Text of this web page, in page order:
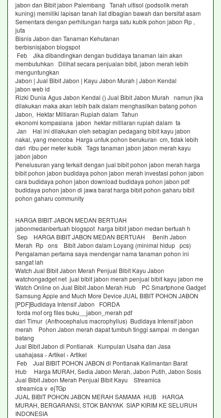
jabon dan Bibit jabon Palembang Tanah ultisol (podsolik merah
kuning) memiliki lapisan tanah liat dibagian bawah dan bersifat asam
Sementara dengan perhitungan harga satu kubik pohon jabon Rp ,
juta
Bisnis Jabon dan Tanaman Kehutanan
berbisnisjabon blogspot
Feb Jika dibandingkan dengan budidaya tanaman lain akan
membutuhkan Dilihat secara penjualan bibit, jabon merah lebih
menguntungkan
Jabon | Jual Bibit Jabon | Kayu Jabon Murah | Jabon Kendal
jabon web id
Rizki Dunia Agus Jabon Kendal () Jual Bibit Jabon Murah namun jika
dilakukan maka akan lebih baik dalam menghasilkan batang pohon
Jabon, Hektar Milliaran Rupiah dalam Tahun
ekonomi kompasiana jabon hektar milliaran rupiah dalam ta
Jan Hal ini dilakukan oleh sebagian pedagang bibit kayu jabon
nakal, yang mencoba Harga untuk pohon berukuran cm, tidak lebih
dari ribu per meter kubik Tags tanaman jabon jabon merah kayu
jabon jabon
Penelusuran yang terkait dengan jual bibit pohon jabon merah harga
bibit pohon jabon budidaya pohon jabon merah investasi pohon jabon
cara budidaya pohon jabon download budidaya pohon jabon pdf
budidaya pohon jabon di jawa barat harga bibit pohon gaharu bibit
pohon gaharu community
HARGA BIBIT JABON MEDAN BERTUAH
jabonmedanbertuah blogspot harga bibit jabon medan bertuah h
Sep HARGA BIBIT JABON MEDAN BERTUAH Benih Jabon
Merah Rp ons Bibit Jabon dalam Loyang (minimal hidup pcs)
Pengalaman pertama saya mendengar nama tanaman pohon ini
sangat lah
Watch Jual Bibit Jabon Merah Penjual Bibit Kayu Jabon
watchongadget net jual bibit jabon merah penjual bibit kayu jabon me
Watch Online on Jual Bibit Jabon Merah Hub PC Smartphone Gadget
Samsung Apple and Much More Device JUAL BIBIT POHON JABON
[PDF]Budidaya Intensif Jabon FORDA
forda mof org files buku__jabon_merah pdf
dari Timur (Anthocephalus macrophyllus) Budidaya Intensif jabon
merah Pohon Jabon merah dapat tumbuh tinggi sampai m dengan
batang
Jual Bibit Jabon di Pontianak Kumpulan Usaha dan Jasa
usahajasa › Artikel › Artikel
Feb Jual BIBIT POHON JABON di Pontianak Kalimantan Barat
Hub Harga MURAH, Sedia Jabon Merah, Jabon Putih, Jabon Sosis
Jual Bibit Jabon Merah Penjual Bibit Kayu Streamica
streamica v ejTGp
JUAL BIBIT POHON JABON MERAH SAMAMA HUB HARGA
MURAH, BERGARANSI, STOK BANYAK SIAP KIRIM KE SELURUH
INDONESIA